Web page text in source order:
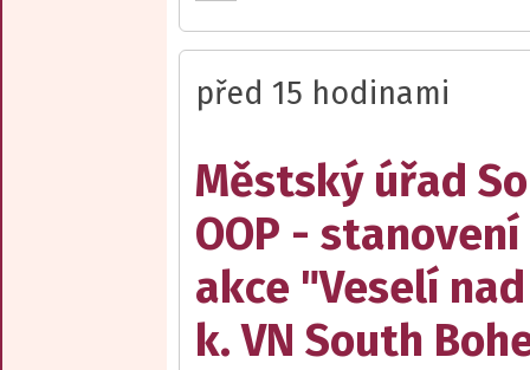
před 15 hodinami
Městský úřad
OOP -
akce "Veselí
k. VN South